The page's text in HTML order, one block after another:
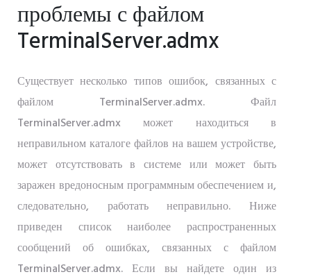
проблемы с файлом
TerminalServer.admx
Существует несколько типов ошибок, связанных с
файлом TerminalServer.admx. Файл
TerminalServer.admx может находиться в
неправильном каталоге файлов на вашем устройстве,
может отсутствовать в системе или может быть
заражен вредоносным программным обеспечением и,
следовательно, работать неправильно. Ниже
приведен список наиболее распространенных
сообщений об ошибках, связанных с файлом
TerminalServer.admx. Если вы найдете один из